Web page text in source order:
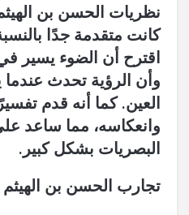
نظريات الحسن بن
كانت متقدمة جدًا
اقترح أن الضوء يسير
وأن الرؤية تحدث
العين. كما أنه قدم
وانعكاسه، مما ساعد
البصريات بشكل كبير.
تجارب الحسن بن الهيثم